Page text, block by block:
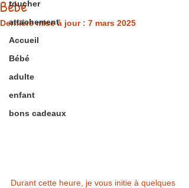
toucher
attachement
Accueil
Bébé
adulte
enfant
bons cadeaux
Bébé
Dernière mise à jour : 7 mars 2025
Durant cette heure, je vous initie à quelques